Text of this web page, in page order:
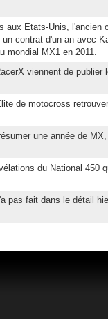
aux Etats-Unis, l'ancien
contrat d'un an avec
mondial MX1 en 2011.
viennent de publier
de motocross
une année de
du National 450
pas fait dans le détail